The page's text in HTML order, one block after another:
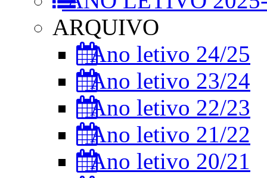
ARQUIVO
Ano letivo 24/25
Ano letivo 23/24
Ano letivo 22/23
Ano letivo 21/22
Ano letivo 20/21